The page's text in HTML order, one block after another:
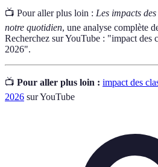
📺 Pour aller plus loin : Les impacts
notre quotidien, une analyse complète
Recherchez sur YouTube : "impact des
2026".
📺 Pour aller plus loin : impact des
2026 sur YouTube